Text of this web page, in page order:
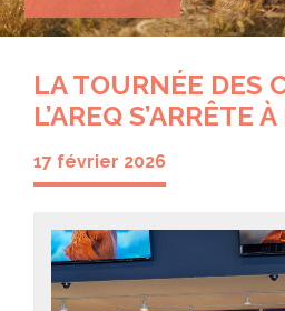
LA TOURNÉE DES
L’AREQ S’ARRÊTE
17 février 2026